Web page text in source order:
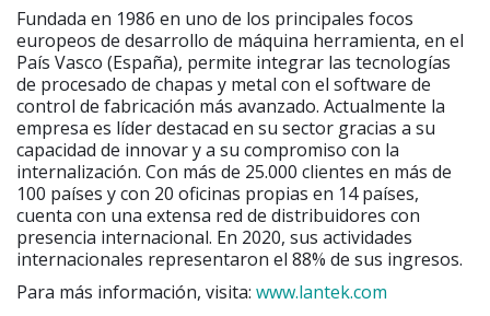
Fundada en 1986 en uno de los principales focos
europeos de desarrollo de máquina herramienta, en el
País Vasco (España), permite integrar las tecnologías
de procesado de chapas y metal con el software de
control de fabricación más avanzado. Actualmente la
empresa es líder destacad en su sector gracias a su
capacidad de innovar y a su compromiso con la
internalización. Con más de 25.000 clientes en más de
100 países y con 20 oficinas propias en 14 países,
cuenta con una extensa red de distribuidores con
presencia internacional. En 2020, sus actividades
internacionales representaron el 88% de sus ingresos.
Para más información, visita: www.lantek.com